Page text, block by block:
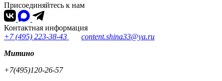
Присоединяйтесь к нам
Контактная информация
+7 (495) 223-38-43
content.shina33@ya.ru
Митино
+7(495)120-26-57